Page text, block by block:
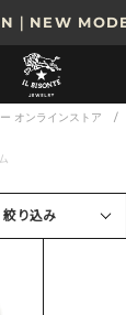
｜NEW
税込11,000円
選べる、新し
COLOR
オンラインストア /
絞り込み